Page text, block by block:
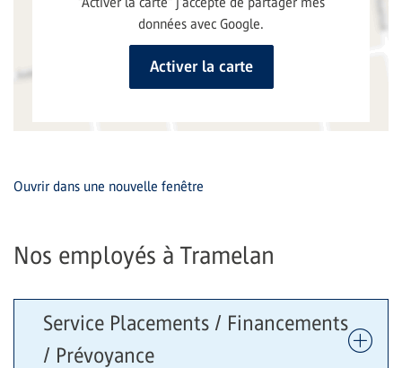
Ouvrir dans une nouvelle fenêtre
Nos employés à Tramelan
Service Placements / Financements
/ Prévoyance